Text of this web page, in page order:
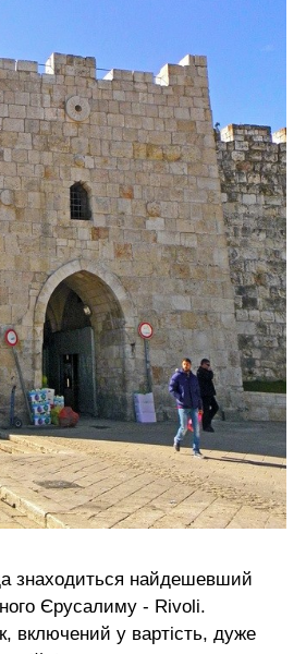
знаходиться найдешевший
Єрусалиму - Rivoli.
включений у вартість, дуже